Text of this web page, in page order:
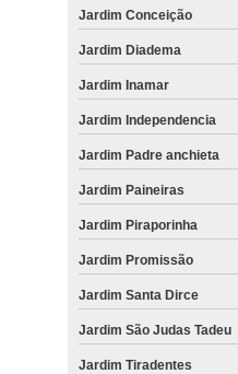
Jardim Conceição
Jardim Diadema
Jardim Inamar
Jardim Independencia
Jardim Padre anchieta
Jardim Paineiras
Jardim Piraporinha
Jardim Promissão
Jardim Santa Dirce
Jardim São Judas Tadeu
Jardim Tiradentes